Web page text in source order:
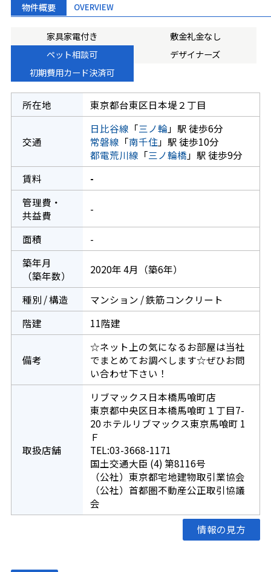
物件概要 OVERVIEW
家具家電付き
敷金礼金なし
ペット相談可
デザイナーズ
初期費用カード決済可
所在地 東京都台東区日本堤２丁目
交通
日比谷線 「三ノ輪 」駅 徒歩6分
常磐線 「南千住」駅 徒歩10分
都電荒川線 「三ノ輪橋 」駅 徒歩9分
賃料
-
管理費・
共益費
-
面積
-
築年月
（築年数）
2020年 4月（築6年）
種別 / 構造
マンション / 鉄筋コンクリート
階建
11階建
備考
☆ネット上の気になるお部屋は当社
でまとめてお調べします☆ぜひお問
い合わせ下さい！
取扱店舗
リブマックス日本橋馬喰町店
東京都中央区日本橋馬喰町１丁目7-
20 ホテルリブマックス東京馬喰町 1
Ｆ
TEL:03-3668-1171
国土交通大臣 (4) 第8116号
（公社）東京都宅地建物取引業協会
（公社）首都圏不動産公正取引協議
会
情報の見方